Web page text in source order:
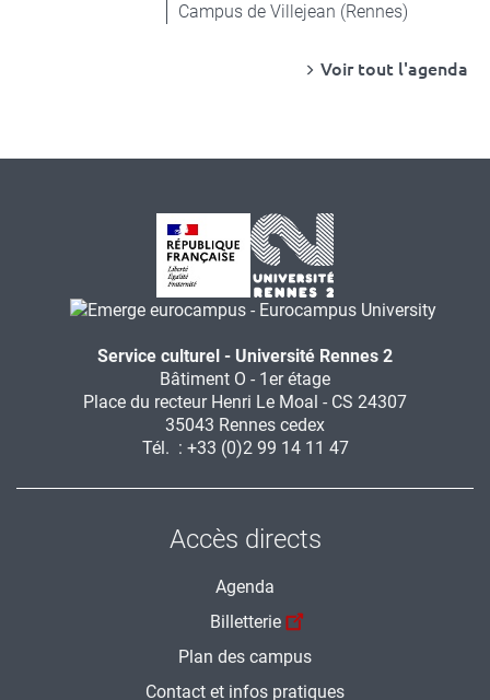
Campus de Villejean (Rennes)
Voir tout l'agenda
Service culturel - Université Rennes 2
Bâtiment O - 1er étage
Place du recteur Henri Le Moal - CS 24307
35043 Rennes cedex
Tél. : +33 (0)2 99 14 11 47
Accès directs
Agenda
Billetterie
Plan des campus
Contact et infos pratiques